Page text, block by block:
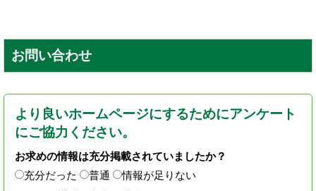
お問い合わせ
より良いホームページにするためにアンケート
にご協力ください。
お求めの情報は充分掲載されていましたか？
充分だった
普通
情報が足りない